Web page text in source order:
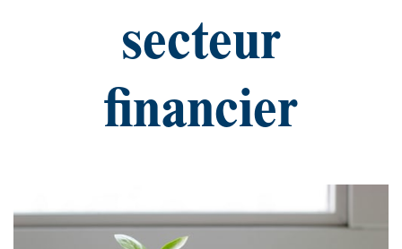
secteur
financier